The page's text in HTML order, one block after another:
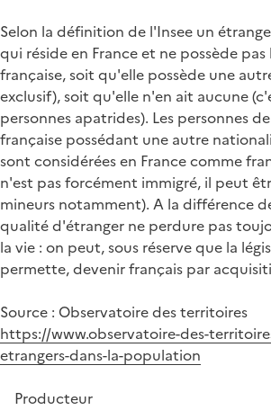
Selon la définition de l'Insee un
qui réside en France et ne possède
française, soit qu'elle possède une
exclusif), soit qu'elle n'en ait aucune
personnes apatrides). Les personnes
française possédant une autre
sont considérées en France comme
n'est pas forcément immigré, il peut
mineurs notamment). A la différence
qualité d'étranger ne perdure pas
la vie : on peut, sous réserve que la
permette, devenir français par
Source : Observatoire des territoires
https://www.observatoire-des-
etrangers-dans-la-population
Producteur